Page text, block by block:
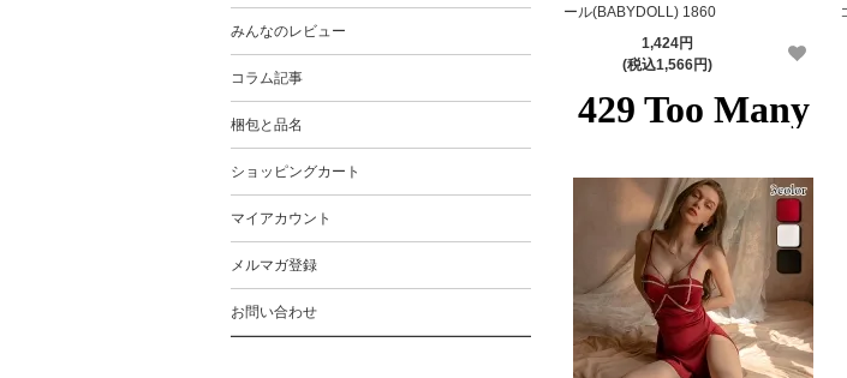
ール(BABYDOLL) 1860
1,424円
(税込1,566円)
みんなのレビュー
コラム記事
梱包と品名
ショッピングカート
マイアカウント
メルマガ登録
お問い合わせ